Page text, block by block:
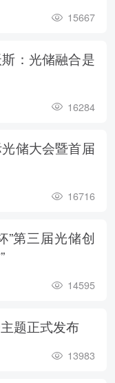
15667
：光储融合是
16284
储大会暨首届
16716
”第三届光储创
14595
题正式发布
13983